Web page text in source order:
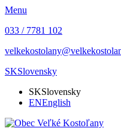
Menu
033 / 7781 102
SKSlovensky
SKSlovensky
ENEnglish